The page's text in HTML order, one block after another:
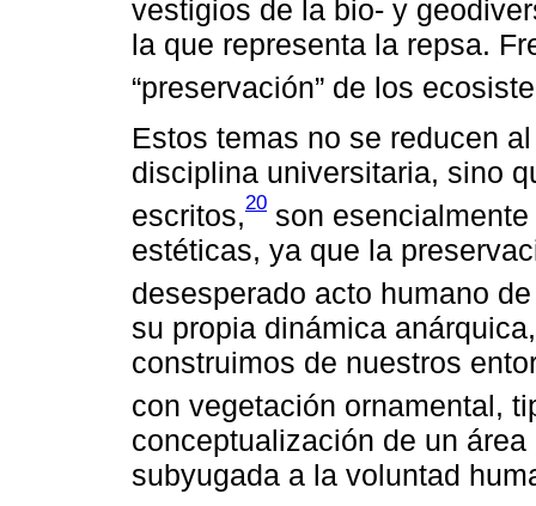
vestigios de la bio- y
la que representa la repsa.
“preservación” de los
Estos temas no se reducen
disciplina universitaria, sino
escritos,20 son
estéticas, ya que la
desesperado acto humano
su propia dinámica
construimos de nuestros
con vegetación ornamental,
conceptualización de un
subyugada a la voluntad